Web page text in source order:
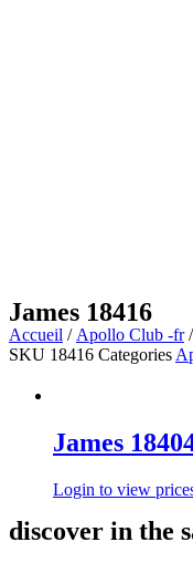
James 18416
Accueil / Apollo Club -fr/
SKU 18416 Categories
James
Login to view
discover in the